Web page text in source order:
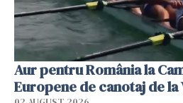
Aur pentru România la
Europene de canotaj de la